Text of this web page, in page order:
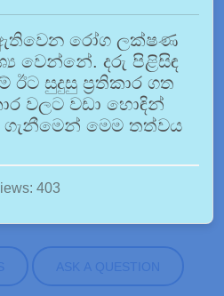
රෝග ලක්ෂණ
වෙන්නේ. දරු පිළිසිඳ
ඊට සුදුසු ප්‍රතිකාර ගත
වලට වඩා හොඳින්
ගැනීමෙන් මෙම තත්වය
403
ASK A QUESTION